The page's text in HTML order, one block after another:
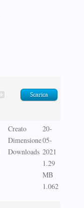
Scarica
Creato
Dimensione
Downloads
20-
05-
2021
1.29
MB
1.062